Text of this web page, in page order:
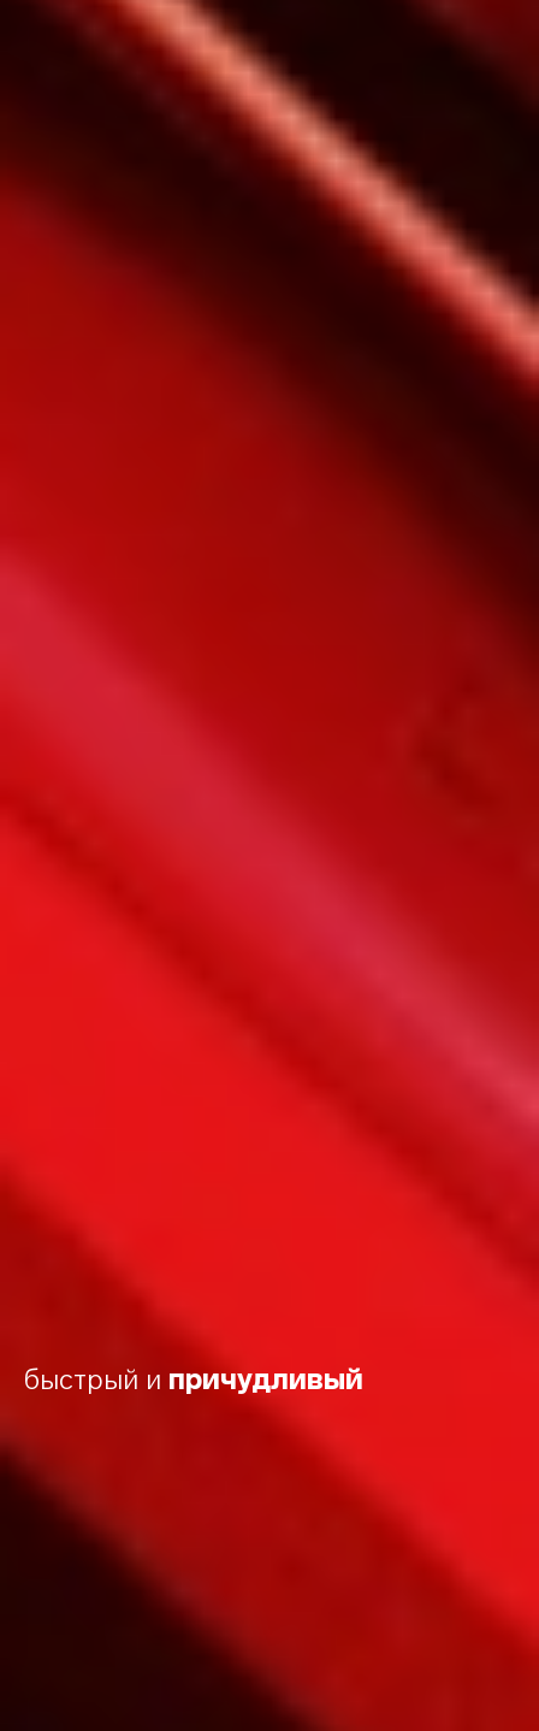
быстрый и причудливый